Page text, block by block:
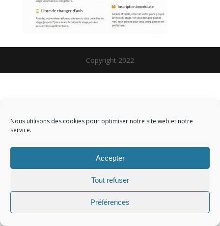
Nous utilisons des cookies pour optimiser notre site web et notre
service.
Accepter
Tout refuser
Préférences
Copyright 2022